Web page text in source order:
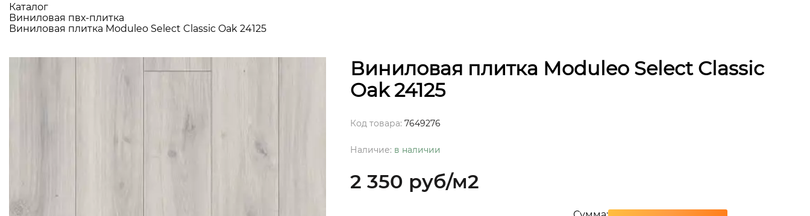
Каталог
Виниловая пвх-плитка
Виниловая плитка Moduleo Select Classic Oak 24125
Виниловая плитка Moduleo Select Classic
Oak 24125
Код товара: 7649276
Наличие: в наличии
2 350 руб/м2